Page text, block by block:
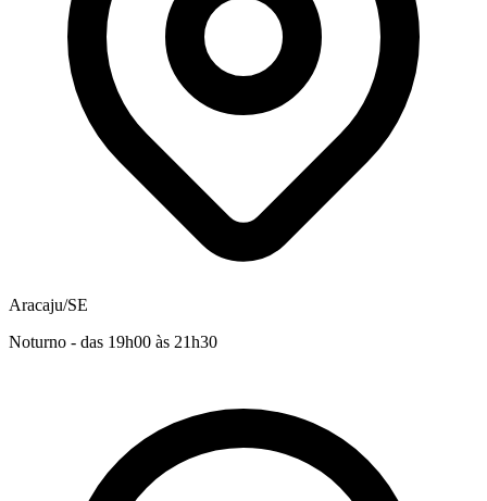
Aracaju/SE
Noturno - das 19h00 às 21h30